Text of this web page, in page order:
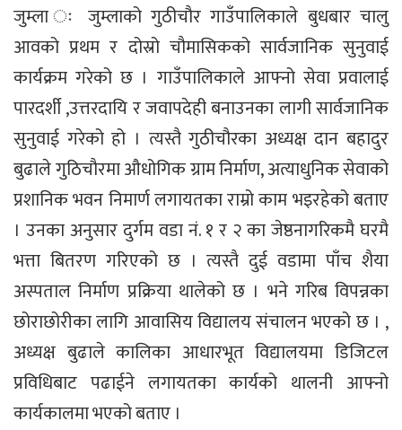
जुम्ला ः जुम्लाको गुठीचौर गाउँपालिकाले बुधबार चालु
आवको प्रथम र दोस्रो चौमासिकको सार्वजानिक सुनुवाई
कार्यक्रम गरेको छ । गाउँपालिकाले आफ्नो सेवा प्रवालाई
पारदर्शी ,उत्तरदायि र जवापदेही बनाउनका लागी सार्वजानिक
सुनुवाई गरेको हो । त्यस्तै गुठीचौरका अध्यक्ष दान बहादुर
बुढाले गुठिचौरमा औधोगिक ग्राम निर्माण, अत्याधुनिक सेवाको
प्रशानिक भवन निमार्ण लगायतका राम्रो काम भइरहेको बताए
। उनका अनुसार दुर्गम वडा नं. १ र २ का जेष्ठनागरिकमै घरमै
भत्ता बितरण गरिएको छ । त्यस्तै दुई वडामा पाँच शैया
अस्पताल निर्माण प्रक्रिया थालेको छ । भने गरिब विपन्नका
छोराछोरीका लागि आवासिय विद्यालय संचालन भएको छ । ,
अध्यक्ष बुढाले कालिका आधारभूत विद्यालयमा डिजिटल
प्रविधिबाट पढाईने लगायतका कार्यको थालनी आफ्नो
कार्यकालमा भएको बताए ।